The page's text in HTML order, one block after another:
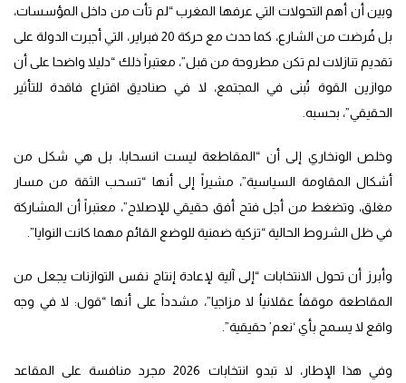
وبين أن أهم التحولات التي عرفها المغرب “لم تأت من داخل المؤسسات،
بل فُرضت من الشارع، كما حدث مع حركة 20 فبراير، التي أجبرت الدولة على
تقديم تنازلات لم تكن مطروحة من قبل”، معتبراً ذلك “دليلا واضحا على أن
موازين القوة تُبنى في المجتمع، لا في صناديق اقتراع فاقدة للتأثير
الحقيقي”، بحسبه.
وخلص الونخاري إلى أن “المقاطعة ليست انسحابا، بل هي شكل من
أشكال المقاومة السياسية”، مشيراً إلى أنها “تسحب الثقة من مسار
مغلق، وتضغط من أجل فتح أفق حقيقي للإصلاح”، معتبراً أن المشاركة
في ظل الشروط الحالية “تزكية ضمنية للوضع القائم مهما كانت النوايا”.
وأبرز أن تحول الانتخابات “إلى آلية لإعادة إنتاج نفس التوازنات يجعل من
المقاطعة موقفاُ عقلانياُ لا مزاجيا”، مشدداً على أنها “قول: لا في وجه
واقع لا يسمح بأي ‘نعم’ حقيقية”.
وفي هذا الإطار، لا تبدو انتخابات 2026 مجرد منافسة على المقاعد